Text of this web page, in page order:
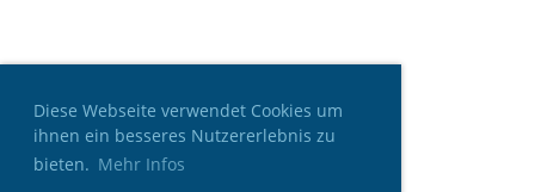
Diese Webseite verwendet Cookies um
ihnen ein besseres Nutzererlebnis zu
bieten. Mehr Infos